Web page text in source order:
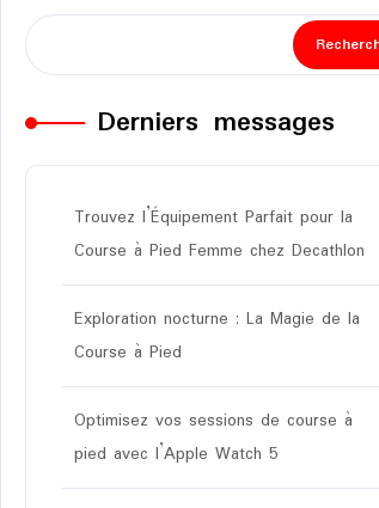
Derniers messages
Trouvez l’Équipement Parfait pour la
Course à Pied Femme chez Decathlon
Exploration nocturne : La Magie de la
Course à Pied
Optimisez vos sessions de course à
pied avec l’Apple Watch 5